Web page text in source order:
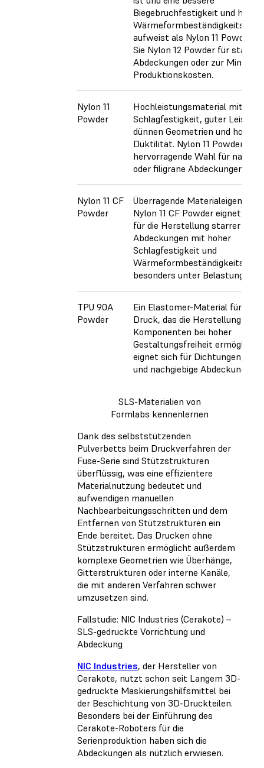
Biegebruchfestigkeit und
aufweist als Nylon 11 Powder.
Sie Nylon 12 Powder für starre
Abdeckungen oder zur
Produktionskosten.
Nylon 11
Powder
Hochleistungsmaterial mit
Schlagfestigkeit, guter
dünnen Geometrien und
Duktilität. Nylon 11 Powder ist
hervorragende Wahl für
oder filigrane Abdeckungen.
Nylon 11 CF
Powder
Überragende
Nylon 11 CF Powder eignet
für die Herstellung starrer
Abdeckungen mit hoher
Schlagfestigkeit und
besonders unter Belastung.
TPU 90A
Powder
Ein Elastomer-Material für den
Druck, das die Herstellung
Komponenten bei hoher
Gestaltungsfreiheit ermöglicht.
eignet sich für Dichtungen,
und nachgiebige Abdeckungen.
SLS-Materialien von
Formlabs kennenlernen
Dank des selbststützenden
Pulverbetts beim Druckverfahren der
Fuse-Serie sind Stützstrukturen
überflüssig, was eine effizientere
Materialnutzung bedeutet und
aufwendigen manuellen
Nachbearbeitungsschritten und dem
Entfernen von Stützstrukturen ein
Ende bereitet. Das Drucken ohne
Stützstrukturen ermöglicht außerdem
komplexe Geometrien wie Überhänge,
Gitterstrukturen oder interne Kanäle,
die mit anderen Verfahren schwer
umzusetzen sind.
Fallstudie: NIC Industries (Cerakote) –
SLS-gedruckte Vorrichtung und
Abdeckung
NIC Industries, der Hersteller von
Cerakote, nutzt schon seit Langem 3D-
gedruckte Maskierungshilfsmittel bei
der Beschichtung von 3D-Druckteilen.
Besonders bei der Einführung des
Cerakote-Roboters für die
Serienproduktion haben sich die
Abdeckungen als nützlich erwiesen.